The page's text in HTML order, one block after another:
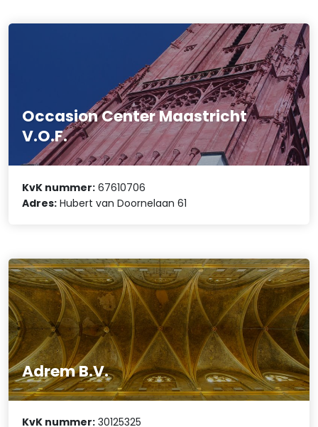
Occasion Center Maastricht
V.O.F.
KvK nummer: 67610706
Adres: Hubert van Doornelaan 61
Adrem B.V.
KvK nummer: 30125325